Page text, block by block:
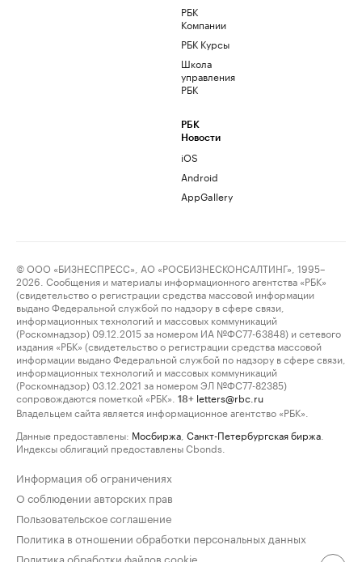
РБК
Компании
РБК Курсы
Школа
управления
РБК
РБК
Новости
iOS
Android
AppGallery
© ООО «БИЗНЕСПРЕСС», АО «РОСБИЗНЕСКОНСАЛТИНГ», 1995–
2026. Сообщения и материалы информационного агентства «РБК»
(свидетельство о регистрации средства массовой информации
выдано Федеральной службой по надзору в сфере связи,
информационных технологий и массовых коммуникаций
(Роскомнадзор) 09.12.2015 за номером ИА №ФС77-63848) и сетевого
издания «РБК» (свидетельство о регистрации средства массовой
информации выдано Федеральной службой по надзору в сфере связи,
информационных технологий и массовых коммуникаций
(Роскомнадзор) 03.12.2021 за номером ЭЛ №ФС77-82385)
сопровождаются пометкой «РБК».
18+ letters@rbc.ru
Владельцем сайта является информационное агентство «РБК».
Данные предоставлены: Мосбиржа Санкт-Петербургская биржа
Индексы облигаций предоставлены Cbonds.
Информация об ограничениях
О соблюдении авторских прав
Пользовательское соглашение
Политика в отношении обработки персональных данных
Политика обработки файлов cookie